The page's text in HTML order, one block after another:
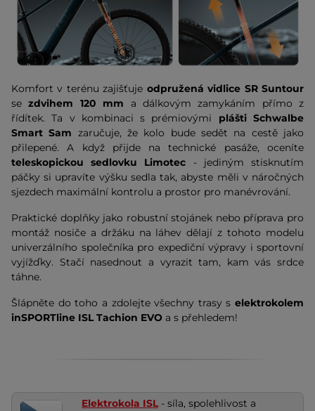
Komfort v terénu zajišťuje odpružená vidlice SR Suntour
se zdvihem 120 mm a dálkovým zamykáním přímo z
řídítek. Ta v kombinaci s prémiovými plášti Schwalbe
Smart Sam zaručuje, že kolo bude sedět na cestě jako
přilepené. A když přijde na technické pasáže, oceníte
teleskopickou sedlovku Limotec - jediným stisknutím
páčky si upravíte výšku sedla tak, abyste měli v náročných
sjezdech maximální kontrolu a prostor pro manévrování.
Praktické doplňky jako robustní stojánek nebo příprava pro
montáž nosiče a držáku na láhev dělají z tohoto modelu
univerzálního společníka pro expediční výpravy i sportovní
vyjížďky. Stačí nasednout a vyrazit tam, kam vás srdce
táhne.
Šlápněte do toho a zdolejte všechny trasy s elektrokolem
inSPORTline ISL Tachion EVO a s přehledem!
Elektrokola ISL- síla, spolehlivost a